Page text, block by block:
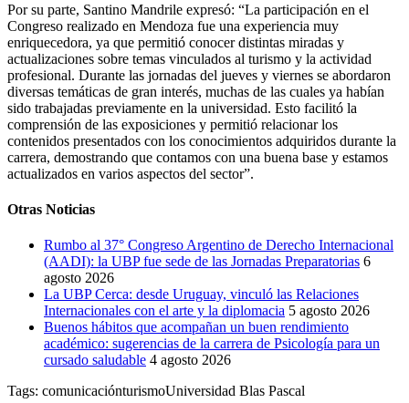
Por su parte, Santino Mandrile expresó: “La participación en el
Congreso realizado en Mendoza fue una experiencia muy
enriquecedora, ya que permitió conocer distintas miradas y
actualizaciones sobre temas vinculados al turismo y la actividad
profesional. Durante las jornadas del jueves y viernes se abordaron
diversas temáticas de gran interés, muchas de las cuales ya habían
sido trabajadas previamente en la universidad. Esto facilitó la
comprensión de las exposiciones y permitió relacionar los
contenidos presentados con los conocimientos adquiridos durante la
carrera, demostrando que contamos con una buena base y estamos
actualizados en varios aspectos del sector”.
Otras Noticias
Rumbo al 37° Congreso Argentino de Derecho Internacional
(AADI): la UBP fue sede de las Jornadas Preparatorias 6
agosto 2026
La UBP Cerca: desde Uruguay, vinculó las Relaciones
Internacionales con el arte y la diplomacia 5 agosto 2026
Buenos hábitos que acompañan un buen rendimiento
académico: sugerencias de la carrera de Psicología para un
cursado saludable 4 agosto 2026
Tags: comunicaciónturismoUniversidad Blas Pascal